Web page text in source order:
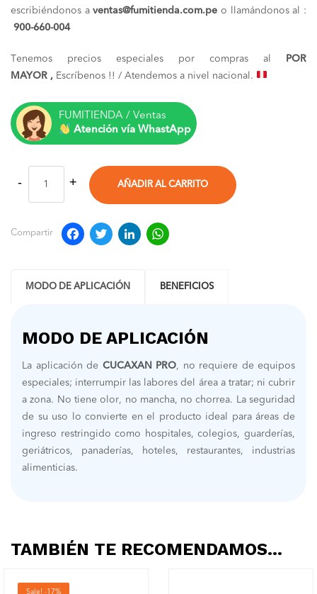
escribiéndonos aventas@fumitienda.com.pe o llamándonos al :
900-660-004
Tenemos precios especiales por compras al
POR
MAYOR , Escríbenos !! / Atendemos a nivel nacional.
FUMITIENDA / Ventas
Atención vía WhastApp
AÑADIR AL CARRITO
Compartir Facebook
TwitterLinkedIn
MODO DE APLICACIÓN BENEFICIOS
MODO DE APLICACIÓN
La aplicación de CUCAXAN PRO, no requiere de equipos
especiales; interrumpir las labores del área a tratar; ni cubrir
a zona. No tiene olor, no mancha, no chorrea. La seguridad
de su uso lo convierte en el producto ideal para áreas de
ingreso restringido como hospitales, colegios, guarderías,
geriátricos, panaderías, hoteles, restaurantes, industrias
alimenticias.
TAMBIÉN TE RECOMENDAMOS…
Sale! -17%